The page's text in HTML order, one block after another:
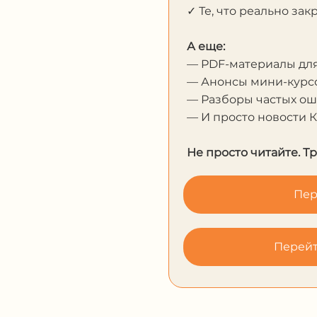
✓ Те, что реально
А еще:
— PDF-материалы
— Анонсы мини-
— Разборы частых
— И просто новости
Не просто читайте.